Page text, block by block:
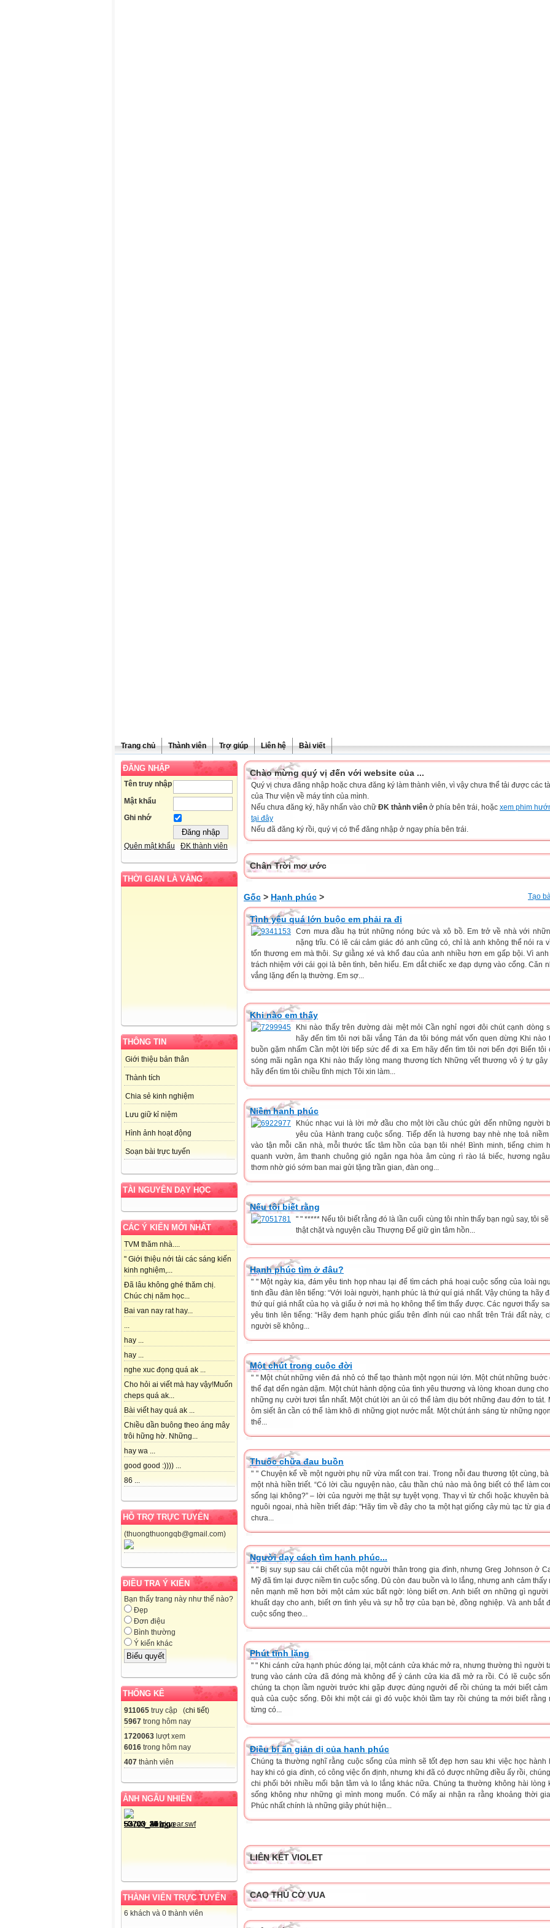
Trang chủ Thành viên Trợ giúp Liên hệ Bài viết
ĐĂNG NHẬP
Tên truy nhập
Mật khẩu
Ghi nhớ
Quên mật khẩu ĐK thành viên
THỜI GIAN LÀ VÀNG
THÔNG TIN
Giới thiệu bản thân
Thành tích
Chia sẻ kinh nghiệm
Lưu giữ kỉ niệm
Hình ảnh hoạt động
Soạn bài trực tuyến
TÀI NGUYÊN DẠY HỌC
CÁC Ý KIẾN MỚI NHẤT
TVM thăm nhà....
" Giới thiệu nới tải các sáng kiến
kinh nghiệm,...
Đã lâu không ghé thăm chị.
Chúc chị năm học...
Bai van nay rat hay...
...
hay ...
hay ...
nghe xuc đọng quá ak ...
Cho hỏi ai viết mà hay vậy!Muốn
cheps quá ak...
Bài viết hay quá ak ...
Chiều dần buông theo áng mây
trôi hững hờ. Những...
hay wa ...
good good :)))) ...
86 ...
HỖ TRỢ TRỰC TUYẾN
(thuongthuongqb@gmail.com)
ĐIỀU TRA Ý KIẾN
Bạn thấy trang này như thế nào?
Đẹp
Đơn điệu
Bình thường
Ý kiến khác
THỐNG KÊ
911065 truy cập (chi tiết)
5967 trong hôm nay
1720063 lượt xem
6016 trong hôm nay
407 thành viên
ẢNH NGẪU NHIÊN
THÀNH VIÊN TRỰC TUYẾN
6 khách và 0 thành viên
Chào mừng quý vị đến với website của ...
Quý vị chưa đăng nhập hoặc chưa đăng ký làm thành viên, vì vậy chưa thể tải được các
của Thư viện về máy tính của mình.
Nếu chưa đăng ký, hãy nhấn vào chữ ĐK thành viên ở phía bên trái, hoặc xem phim
tại đây
Nếu đã đăng ký rồi, quý vị có thể đăng nhập ở ngay phía bên trái.
Chân Trời mơ ước
Gốc > Hạnh phúc > Tạo
Tình yêu quá lớn buộc em phải ra đi
Cơn mưa đầu hạ trút những nóng bức và xô bồ. Em trở về nhà với
nặng trĩu. Có lẽ cái cảm giác đó anh cũng có, chỉ là anh không thể nói ra
tổn thương em mà thôi. Sự giằng xé và khổ đau của anh nhiều hơn em gấp bội. Vì
trách nhiệm với cái gọi là bên tình, bên hiếu. Em dắt chiếc xe đạp dựng vào cổng. Căn
vắng lặng đến lạ thường. Em sợ...
Khi nào em thấy
Khi nào thấy trên đường dài mệt mỏi Cần nghỉ ngơi đôi chút cạnh dòng
hãy đến tìm tôi nơi bãi vắng Tán đa tôi bóng mát vốn quen dừng Khi nào
buồn gặm nhấm Cần một lời tiếp sức để đi xa Em hãy đến tìm tôi nơi bến đợi Biển tôi
sóng mãi ngân nga Khi nào thấy lòng mang thương tích Những vết thương vô ý tự gây
hãy đến tìm tôi chiều tĩnh mịch Tôi xin làm...
Niềm hanh phúc
Khúc nhạc vui là lời mở đầu cho một lời cầu chúc gửi đến những người
yêu của Hành trang cuộc sống. Tiếp đến là hương bay nhè nhẹ toả
vào tận mỗi căn nhà, mỗi thước tấc tâm hồn của bạn tôi nhé! Bình minh, tiếng chim
quanh vườn, âm thanh chuông gió ngân nga hòa âm cùng rì rào lá biếc, hương
thơm nhờ gió sớm ban mai gửi tặng trần gian, đàn ong...
Nếu tôi biết rằng
" " ***** Nếu tôi biết rằng đó là lần cuối cùng tôi nhìn thấy bạn ngủ say, tôi
thật chặt và nguyện cầu Thượng Đế giữ gìn tâm hồn...
Hạnh phúc tìm ở đâu?
" " Một ngày kia, đám yêu tinh họp nhau lại để tìm cách phá hoại cuộc sống của loài
tinh đầu đàn lên tiếng: “Với loài người, hạnh phúc là thứ quí giá nhất. Vậy chúng ta hãy
thứ quí giá nhất của họ và giấu ở nơi mà họ không thể tìm thấy được. Các ngươi thấy
yêu tinh lên tiếng: “Hãy đem hạnh phúc giấu trên đỉnh núi cao nhất trên Trái đất này,
người sẽ không...
Một chút trong cuộc đời
" " Một chút những viên đá nhỏ có thể tạo thành một ngọn núi lớn. Một chút những buớc
thể đạt dến ngàn dặm. Một chút hành dộng của tình yêu thương và lòng khoan dung
những nụ cười tươi tắn nhất. Một chút lời an ủi có thể làm dịu bớt những đau đớn to tát.
ôm siết ân cần có thể làm khô đi những giọt nước mắt. Một chút ánh sáng từ những
thể...
Thuốc chữa đau buồn
" " Chuyện kể về một người phụ nữ vừa mất con trai. Trong nỗi đau thương tột cùng,
một nhà hiền triết. “Có lời cầu nguyện nào, câu thần chú nào mà ông biết có thể làm
sống lại không?” – lời của người mẹ thật sự tuyệt vọng. Thay vì từ chối hoặc khuyên
nguôi ngoai, nhà hiền triết đáp: "Hãy tìm về đây cho ta một hạt giống cây mù tạc từ gia
chưa...
Người dạy cách tìm hạnh phúc...
" " Bị suy sụp sau cái chết của một người thân trong gia đình, nhưng Greg Johnson ở
Mỹ đã tìm lại được niềm tin cuộc sống. Dù còn đau buồn và lo lắng, nhưng anh cảm thấy
nên mạnh mẽ hơn bởi một cảm xúc bất ngờ: lòng biết ơn. Anh biết ơn những gì người
khuất dạy cho anh, biết ơn tình yêu và sự hỗ trợ của bạn bè, đồng nghiệp. Và anh bắt
cuộc sống theo...
Phút tĩnh lặng
" " Khi cánh cửa hạnh phúc đóng lại, một cánh cửa khác mở ra, nhưng thường thì người
trung vào cánh cửa đã đóng mà không để ý cánh cửa kia đã mở ra rồi. Có lẽ cuộc
chúng ta chọn lầm người trước khi gặp được đúng ngưởi để rồi chúng ta mới biết cảm
quà của cuộc sống. Đôi khi một cái gì đó vuộc khỏi tầm tay rồi chúng ta mới biết rằng
từng có...
Điều bí ẩn giản dị của hạnh phúc
Chúng ta thường nghĩ rằng cuộc sống của mình sẽ tốt đẹp hơn sau khi việc học hành
hay khi có gia đình, có công việc ổn định, nhưng khi đã có được những điều ấy rồi,
chi phối bởi nhiều mối bận tâm và lo lắng khác nữa. Chúng ta thường không hài lòng
sống không như những gì mình mong muốn. Có mấy ai nhận ra rằng khoảng thời
Phúc nhất chính là những giây phút hiện...
LIÊN KẾT VIOLET
CAO THỦ CỜ VUA